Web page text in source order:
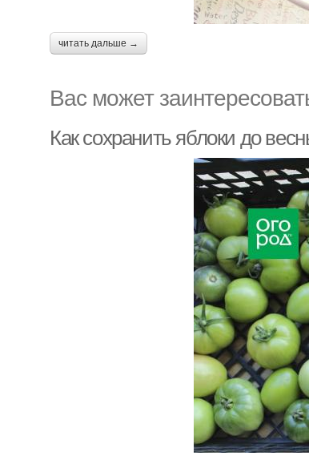
читать дальше →
Вас может
Как сохранить яблоки до